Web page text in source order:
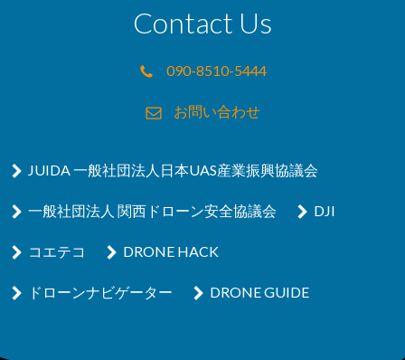
Contact Us
090-8510-5444
お問い合わせ
JUIDA 一般社団法人日本UAS産業振興協議会
一般社団法人 関西ドローン安全協議会 DJI
コエテコ DRONE HACK
ドローンナビゲーター DRONE GUIDE